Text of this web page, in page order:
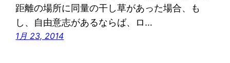
距離の場所に同量の干し草があった場合、も
し、自由意志があるならば、ロ…
1月 23, 2014